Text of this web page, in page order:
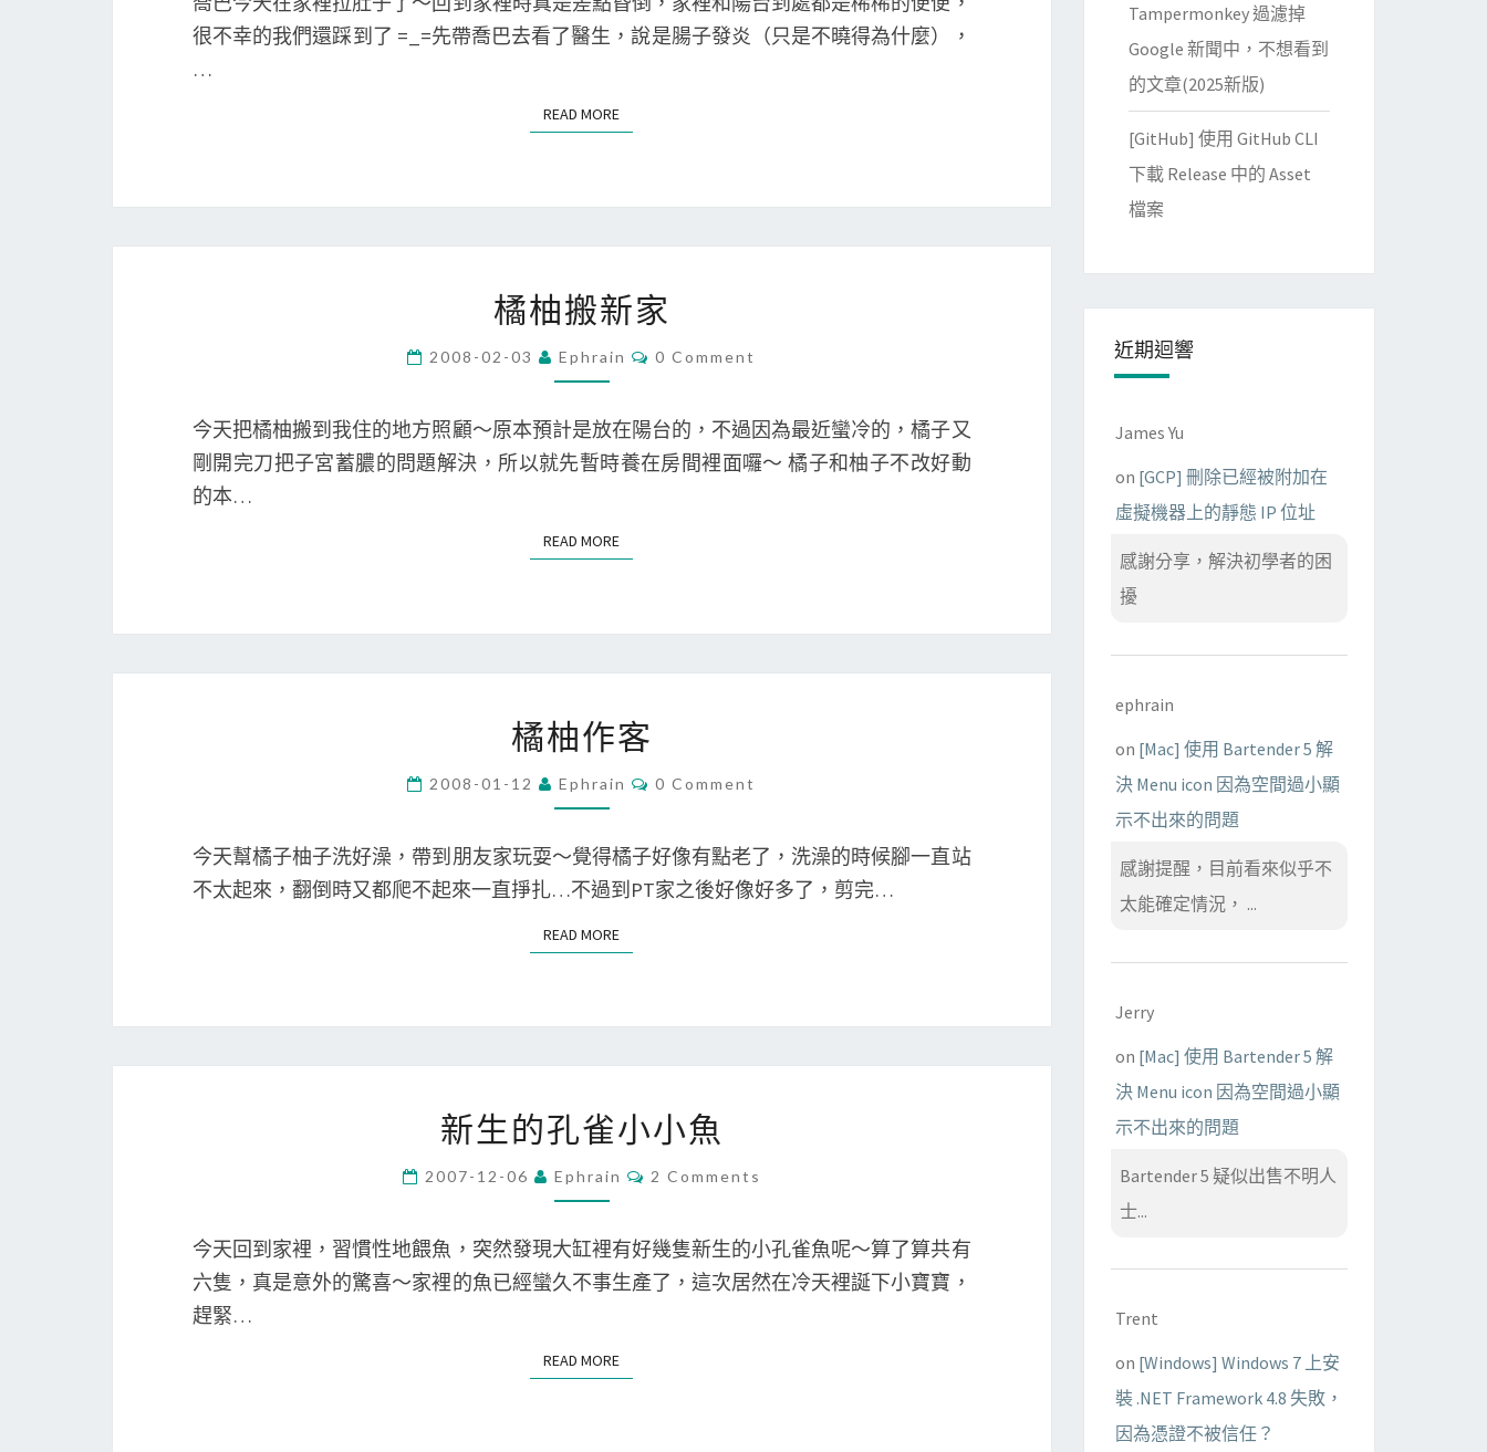
N
T
S
很不幸的我們還踩到了 =_=先帶喬巴去看了醫生，說是腸子發炎（只是不曉得為什麼），
…
READ MORE
柚
搬
新
家
橘柚搬新家
2008-02-03 Ephrain
C
E
N
T
S
0 Comment
今天把橘柚搬到我住的地方照顧～原本預計是放在陽台的，不過因為最近蠻冷的，橘子又
剛開完刀把子宮蓄膿的問題解決，所以就先暫時養在房間裡面囉～ 橘子和柚子不改好動
的本…
READ MORE
柚
作
客
橘柚作客
2008-01-12 Ephrain
C
E
N
T
S
0 Comment
今天幫橘子柚子洗好澡，帶到朋友家玩耍～覺得橘子好像有點老了，洗澡的時候腳一直站
不太起來，翻倒時又都爬不起來一直掙扎…不過到PT家之後好像好多了，剪完…
READ MORE
生
的
孔
雀
小
新生的孔雀小小魚
2007-12-06 Ephrain
C
E
N
T
S
2 Comments
今天回到家裡，習慣性地餵魚，突然發現大缸裡有好幾隻新生的小孔雀魚呢～算了算共有
六隻，真是意外的驚喜～家裡的魚已經蠻久不事生產了，這次居然在冷天裡誕下小寶寶，
趕緊…
READ MORE
Tampermonkey 過濾掉
Google 新聞中，不想看到
的文章(2025新版)
[GitHub] 使用 GitHub CLI
下載 Release 中的 Asset
檔案
近期迴響
James Yu
on [GCP] 刪除已經被附加在
虛擬機器上的靜態 IP 位址
感謝分享，解決初學者的困
擾
ephrain
on [Mac] 使用 Bartender 5 解
決 Menu icon 因為空間過小顯
示不出來的問題
感謝提醒，目前看來似乎不
太能確定情況， ...
Jerry
on [Mac] 使用 Bartender 5 解
決 Menu icon 因為空間過小顯
示不出來的問題
Bartender 5 疑似出售不明人
士...
Trent
on [Windows] Windows 7 上安
裝 .NET Framework 4.8 失敗，
因為憑證不被信任？